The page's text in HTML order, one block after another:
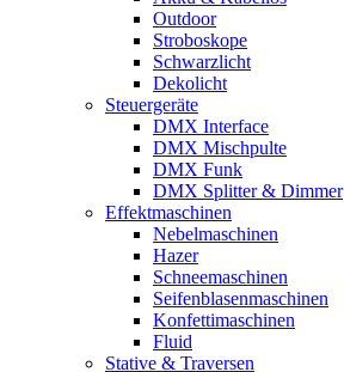
Outdoor
Stroboskope
Schwarzlicht
Dekolicht
Steuergeräte
DMX Interface
DMX Mischpulte
DMX Funk
DMX Splitter & Dimmer
Effektmaschinen
Nebelmaschinen
Hazer
Schneemaschinen
Seifenblasenmaschinen
Konfettimaschinen
Fluid
Stative & Traversen